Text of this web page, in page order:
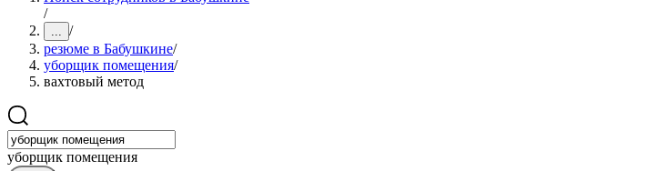
/
... /
резюме в Бабушкине/
уборщик помещения/
вахтовый метод
уборщик помещения